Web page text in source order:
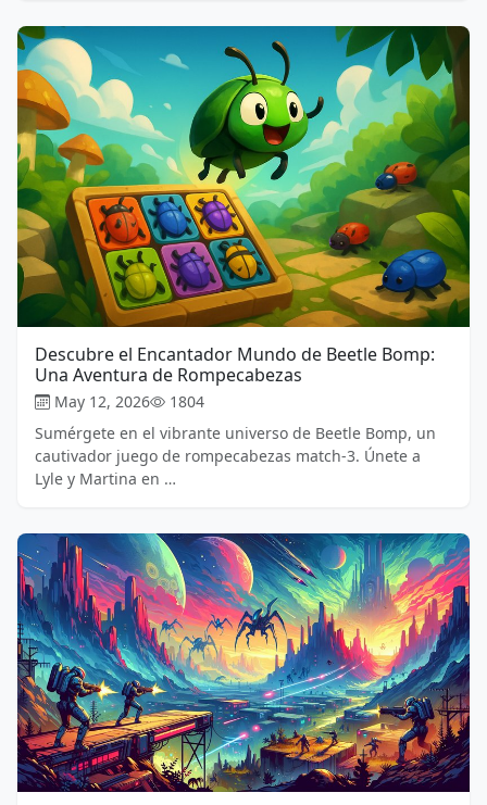
Descubre el Encantador Mundo de Beetle Bomp:
Una Aventura de Rompecabezas
May 12, 2026
1804
Sumérgete en el vibrante universo de Beetle Bomp, un
cautivador juego de rompecabezas match-3. Únete a
Lyle y Martina en …